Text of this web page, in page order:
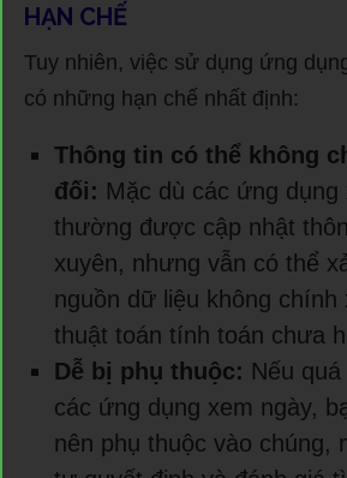
HẠN CHẾ
Tuy nhiên, việc sử dụng ứng
có những hạn chế nhất định:
Thông tin có thể không
đối: Mặc dù các ứng dụng
thường được cập nhật
xuyên, nhưng vẫn có thể
nguồn dữ liệu không chính
thuật toán tính toán chưa
Dễ bị phụ thuộc: Nếu
các ứng dụng xem ngày,
nên phụ thuộc vào chúng,